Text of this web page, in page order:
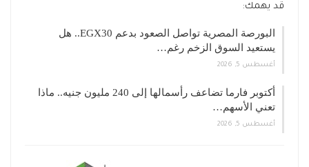
قد يهمك:
البورصة المصرية تواصل الصعود بدعم EGX30.. هل
يستعيد السوق الزخم رغم…
أغسطس 5, 2026
أكتوبر فارما تضاعف رأسمالها إلى 240 مليون جنيه.. ماذا
تعني الأسهم…
أغسطس 5, 2026